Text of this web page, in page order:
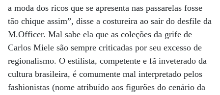
a moda dos ricos que se apresenta nas passarelas fosse
tão chique assim”, disse a costureira ao sair do desfile da
M.Officer. Mal sabe ela que as coleções da grife de
Carlos Miele são sempre criticadas por seu excesso de
regionalismo. O estilista, competente e fã inveterado da
cultura brasileira, é comumente mal interpretado pelos
fashionistas (nome atribuído aos figurões do cenário da